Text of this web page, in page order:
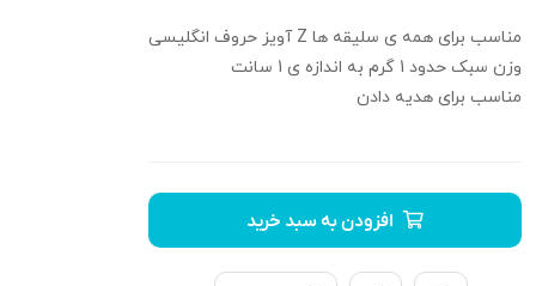
مناسب برای همه ی سلیقه ها Z آویز حروف انگلیسی
وزن سبک حدود 1 گرم به اندازه ی 1 سانت
مناسب برای هدیه دادن
افزودن به سبد خرید